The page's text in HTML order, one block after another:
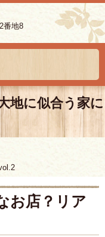
番地8
地に似合う家に
お店？リア